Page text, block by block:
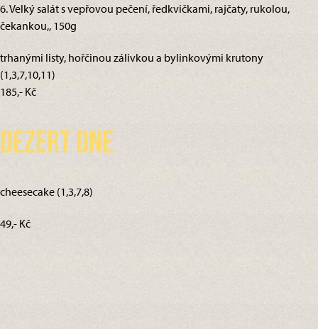
6. Velký salát s vepřovou pečení, ředkvičkami, rajčaty, rukolou,
čekankou,, 150g
trhanými listy, hořčinou zálivkou a bylinkovými krutony
(1,3,7,10,11)
185,- Kč
Dezert dne
cheesecake (1,3,7,8)
49,- Kč